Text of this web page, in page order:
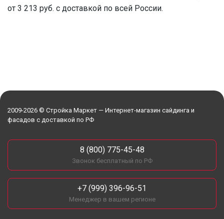
от 3 213 руб. с доставкой по всей России.
2009-2026 © Стройка Маркет — Интернет-магазин сайдинга и
фасадов с доставкой по РФ
8 (800) 775-45-48
Звонок бесплатный по РФ
+7 (999) 396-96-51
Менеджер в вашем регионе